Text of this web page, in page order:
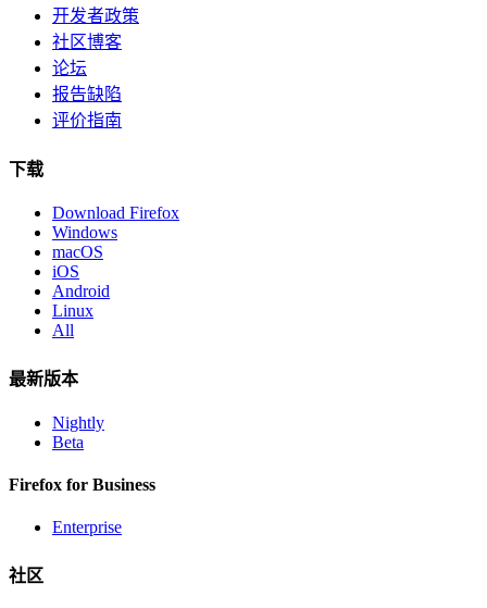
开发者政策
社区博客
论坛
报告缺陷
评价指南
下载
Download Firefox
Windows
macOS
iOS
Android
Linux
All
最新版本
Nightly
Beta
Firefox for Business
Enterprise
社区